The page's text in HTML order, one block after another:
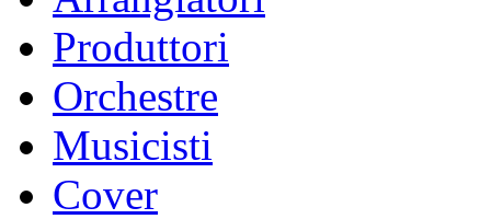
Produttori
Orchestre
Musicisti
Cover